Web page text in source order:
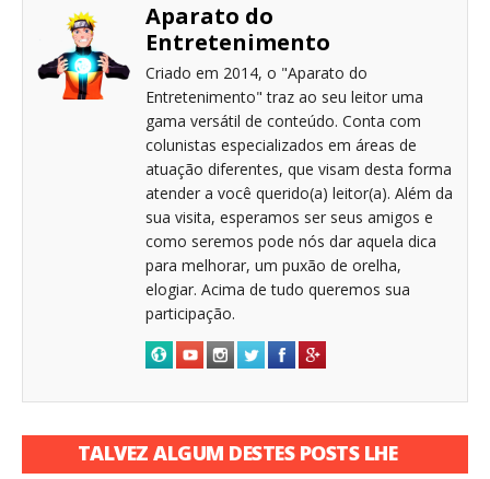
Aparato do
Entretenimento
Criado em 2014, o "Aparato do
Entretenimento" traz ao seu leitor uma
gama versátil de conteúdo. Conta com
colunistas especializados em áreas de
atuação diferentes, que visam desta forma
atender a você querido(a) leitor(a). Além da
sua visita, esperamos ser seus amigos e
como seremos pode nós dar aquela dica
para melhorar, um puxão de orelha,
elogiar. Acima de tudo queremos sua
participação.
TALVEZ ALGUM DESTES POSTS LHE